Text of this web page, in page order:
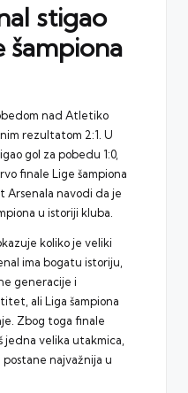
stigao
šampiona
nad Atletiko
rezultatom 2:1. U
gol za pobedu 1:0,
finale Lige šampiona
Arsenala navodi da je
u istoriji kluba.
koliko je veliki
ima bogatu istoriju,
generacije i
ali Liga šampiona
Zbog toga finale
jedna velika utakmica,
najvažnija u